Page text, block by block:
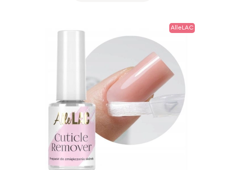
AlleLAC